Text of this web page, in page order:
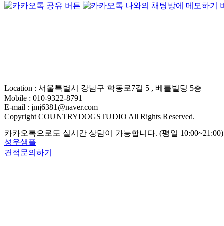
Location : 서울특별시 강남구 학동로7길 5 , 베틀빌딩 5층
Mobile : 010-9322-8791
E-mail : jmj6381@naver.com
Copyright COUNTRYDOGSTUDIO All Rights Reserved.
카카오톡으로도 실시간 상담이 가능합니다. (평일 10:00~21:00)
성우샘플
견적문의하기